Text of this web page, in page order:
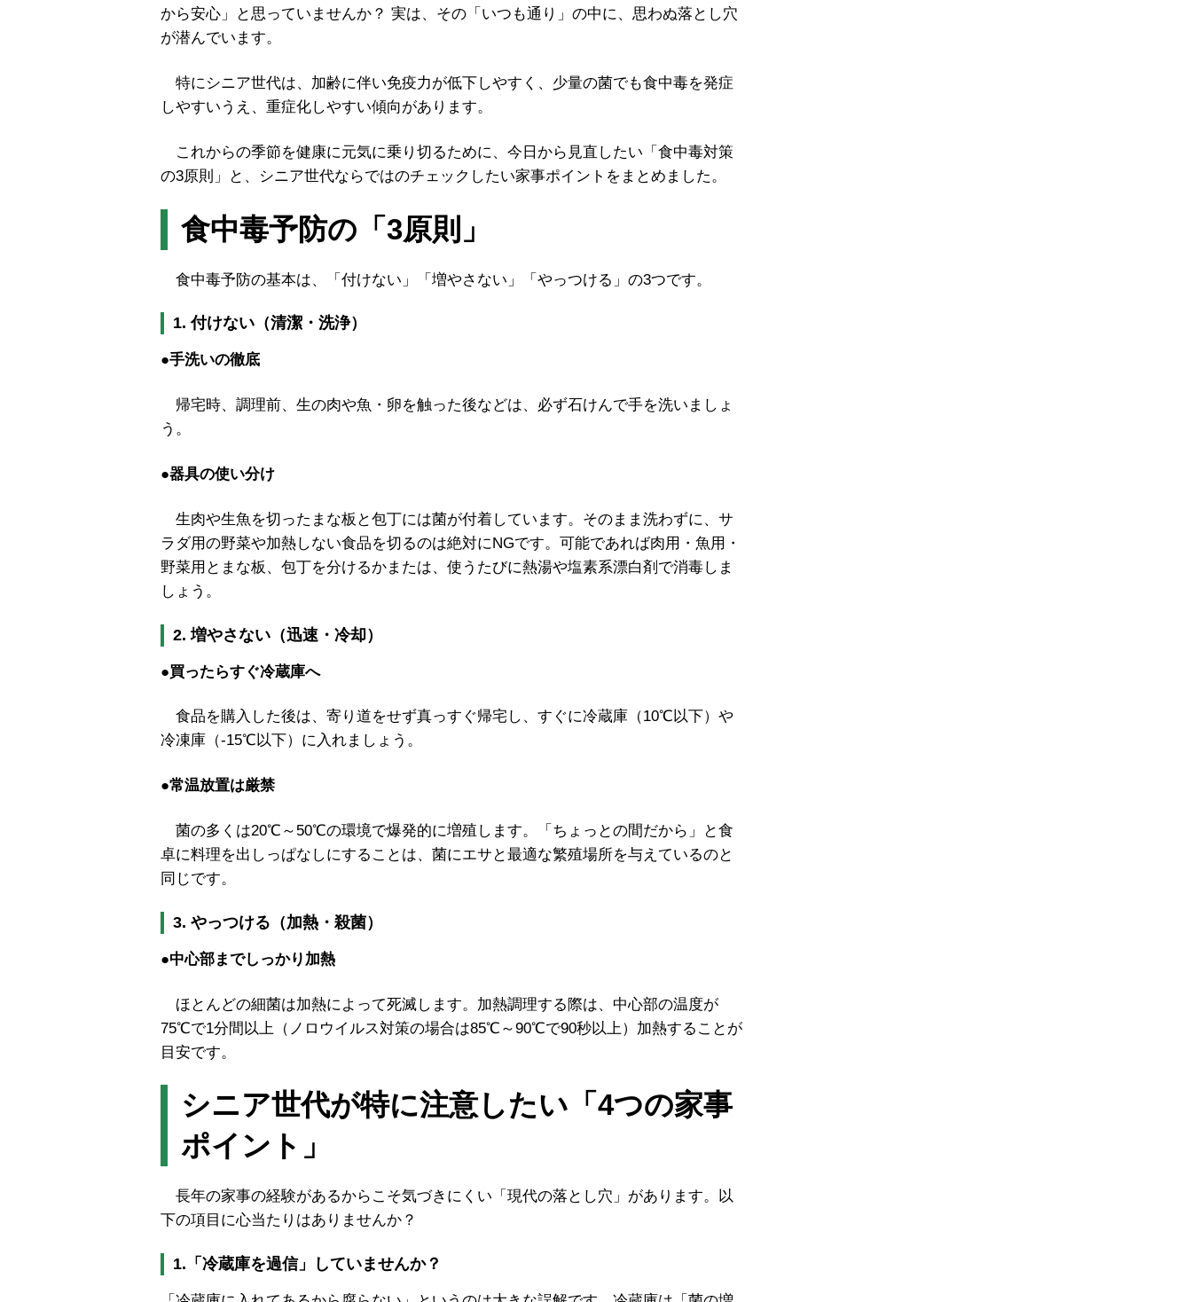
から安心」と思っていませんか？ 実は、その「いつも通り」の中に、思わぬ落とし穴
が潜んでいます。
特にシニア世代は、加齢に伴い免疫力が低下しやすく、少量の菌でも食中毒を発症
しやすいうえ、重症化しやすい傾向があります。
これからの季節を健康に元気に乗り切るために、今日から見直したい「食中毒対策
の3原則」と、シニア世代ならではのチェックしたい家事ポイントをまとめました。
食中毒予防の「3原則」
食中毒予防の基本は、「付けない」「増やさない」「やっつける」の3つです。
1. 付けない（清潔・洗浄）
●手洗いの徹底
帰宅時、調理前、生の肉や魚・卵を触った後などは、必ず石けんで手を洗いましょ
う。
●器具の使い分け
生肉や生魚を切ったまな板と包丁には菌が付着しています。そのまま洗わずに、サ
ラダ用の野菜や加熱しない食品を切るのは絶対にNGです。可能であれば肉用・魚用・
野菜用とまな板、包丁を分けるかまたは、使うたびに熱湯や塩素系漂白剤で消毒しま
しょう。
2. 増やさない（迅速・冷却）
●買ったらすぐ冷蔵庫へ
食品を購入した後は、寄り道をせず真っすぐ帰宅し、すぐに冷蔵庫（10℃以下）や
冷凍庫（-15℃以下）に入れましょう。
●常温放置は厳禁
菌の多くは20℃～50℃の環境で爆発的に増殖します。「ちょっとの間だから」と食
卓に料理を出しっぱなしにすることは、菌にエサと最適な繁殖場所を与えているのと
同じです。
3. やっつける（加熱・殺菌）
●中心部までしっかり加熱
ほとんどの細菌は加熱によって死滅します。加熱調理する際は、中心部の温度が
75℃で1分間以上（ノロウイルス対策の場合は85℃～90℃で90秒以上）加熱することが
目安です。
シニア世代が特に注意したい「4つの家事
ポイント」
長年の家事の経験があるからこそ気づきにくい「現代の落とし穴」があります。以
下の項目に心当たりはありませんか？
1.「冷蔵庫を過信」していませんか？